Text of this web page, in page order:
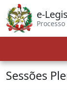
e-Legis
Sessões